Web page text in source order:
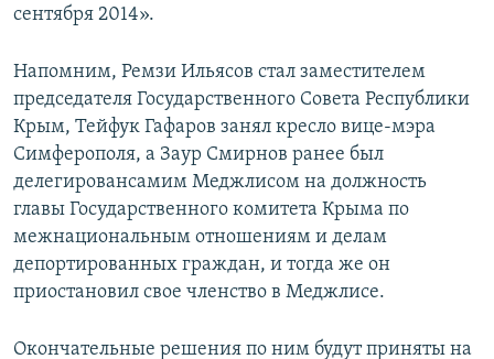
сентября 2014».
Напомним, Ремзи Ильясов стал заместителем
председателя Государственного Совета Республики
Крым, Тейфук Гафаров занял кресло вице-мэра
Симферополя, а Заур Смирнов ранее был
делегировансамим Меджлисом на должность
главы Государственного комитета Крыма по
межнациональным отношениям и делам
депортированных граждан, и тогда же он
приостановил свое членство в Меджлисе.
Окончательные решения по ним будут приняты на